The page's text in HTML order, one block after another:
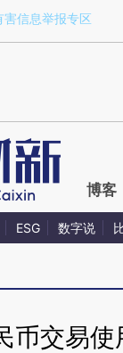
害信息举报专区
博客
ESG 数字说
币交易使